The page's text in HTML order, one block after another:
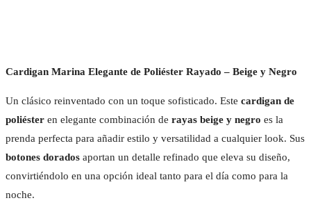
Cardigan Marina Elegante de Poliéster Rayado – Beige y Negro
Un clásico reinventado con un toque sofisticado. Este cardigan de
poliéster en elegante combinación de rayas beige y negro es la
prenda perfecta para añadir estilo y versatilidad a cualquier look. Sus
botones dorados aportan un detalle refinado que eleva su diseño,
convirtiéndolo en una opción ideal tanto para el día como para la
noche.